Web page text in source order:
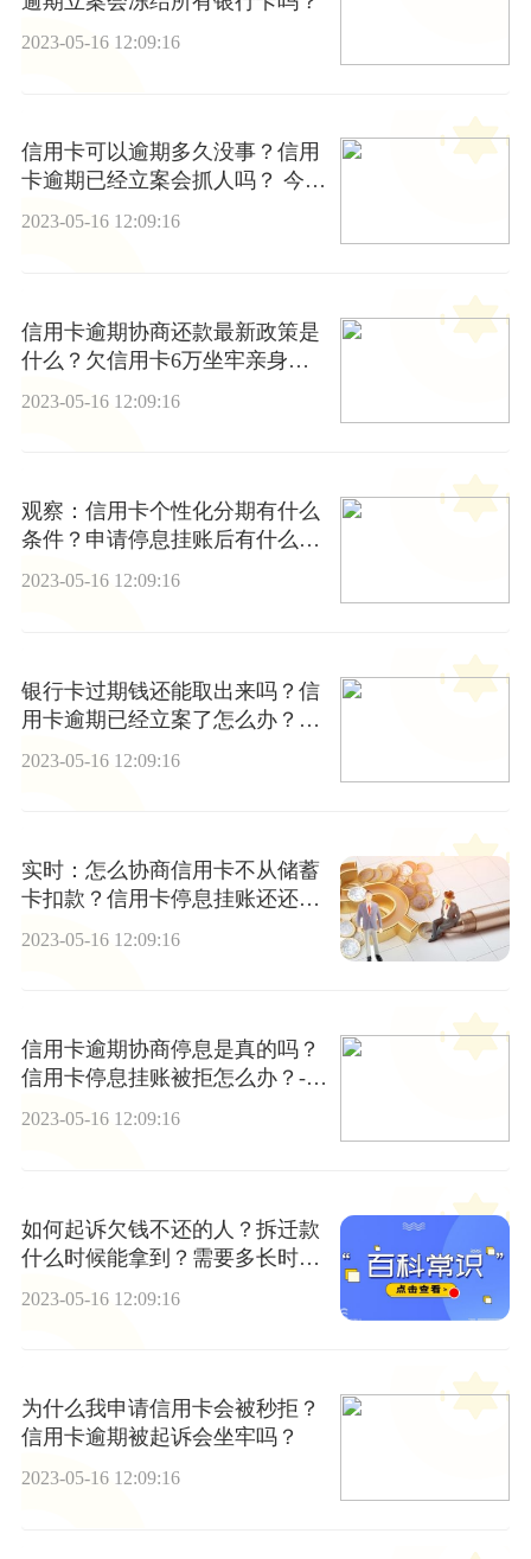
2023-05-16 12:09:16
信用卡可以逾期多久没事？信用
卡逾期已经立案会抓人吗？ 今日
视点
2023-05-16 12:09:16
信用卡逾期协商还款最新政策是
什么？欠信用卡6万坐牢亲身经
2023-05-16 12:09:16
观察：信用卡个性化分期有什么
条件？申请停息挂账后有什么影
响？
2023-05-16 12:09:16
银行卡过期钱还能取出来吗？信
用卡逾期已经立案了怎么办？_
2023-05-16 12:09:16
实时：怎么协商信用卡不从储蓄
卡扣款？信用卡停息挂账还还不
2023-05-16 12:09:16
信用卡逾期协商停息是真的吗？
信用卡停息挂账被拒怎么办？-世
界信息
2023-05-16 12:09:16
如何起诉欠钱不还的人？拆迁款
什么时候能拿到？需要多长时
2023-05-16 12:09:16
为什么我申请信用卡会被秒拒？
信用卡逾期被起诉会坐牢吗？
2023-05-16 12:09:16